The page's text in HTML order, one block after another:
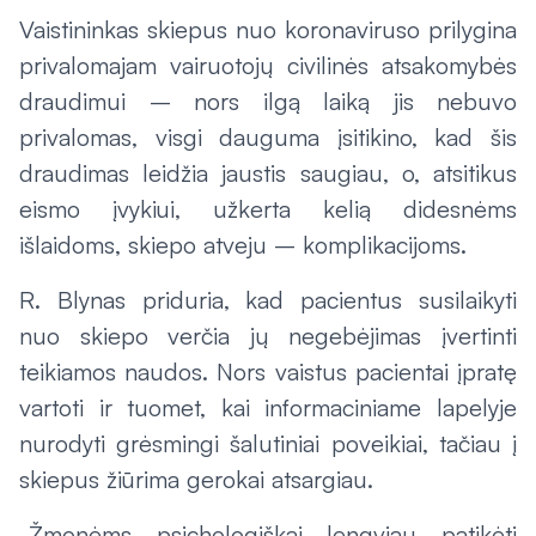
Vaistininkas skiepus nuo koronaviruso prilygina
privalomajam vairuotojų civilinės atsakomybės
draudimui – nors ilgą laiką jis nebuvo
privalomas, visgi dauguma įsitikino, kad šis
draudimas leidžia jaustis saugiau, o, atsitikus
eismo įvykiui, užkerta kelią didesnėms
išlaidoms, skiepo atveju – komplikacijoms.
R. Blynas priduria, kad pacientus susilaikyti
nuo skiepo verčia jų negebėjimas įvertinti
teikiamos naudos. Nors vaistus pacientai įpratę
vartoti ir tuomet, kai informaciniame lapelyje
nurodyti grėsmingi šalutiniai poveikiai, tačiau į
skiepus žiūrima gerokai atsargiau.